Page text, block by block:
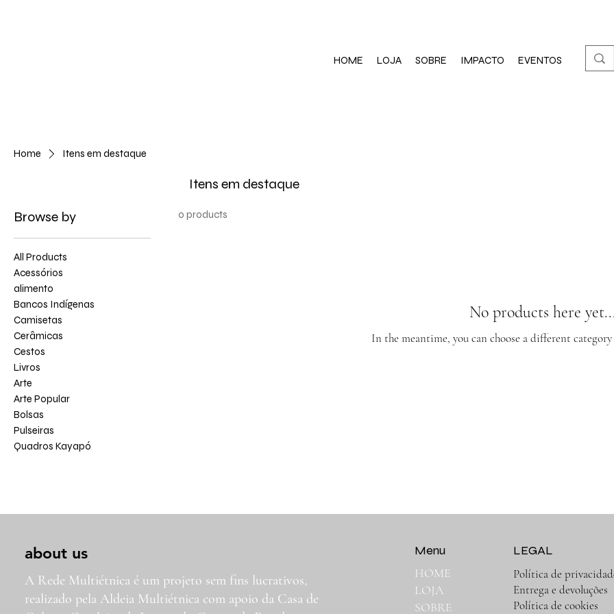
HOME LOJA SOBRE IMPACTO EVENTOS
Home Itens em destaque
Itens em destaque
Browse by
All Products
Acessórios
alimento
Bancos Indígenas
Camisetas
Cerâmicas
Cestos
Livros
Arte
Arte Popular
Bolsas
Pulseiras
Quadros Kayapó
0 products
No products here
In the meantime, you can choose a different
A Rede Multiétnica é um projeto sem fins lucrativos,
realizado pela Aldeia Multiétnica com apoio da Casa de
about us
HOME
LOJA
SOBRE
Menu
Política de
Entrega e devoluções
Política de cookies
LEGAL